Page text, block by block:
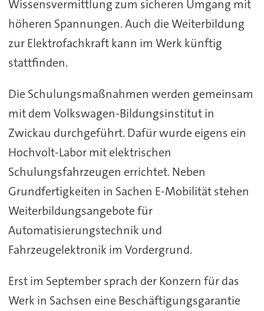
Wissensvermittlung zum sicheren Umgang mit
höheren Spannungen. Auch die Weiterbildung
zur Elektrofachkraft kann im Werk künftig
stattfinden.
Die Schulungsmaßnahmen werden gemeinsam
mit dem Volkswagen-Bildungsinstitut in
Zwickau durchgeführt. Dafür wurde eigens ein
Hochvolt-Labor mit elektrischen
Schulungsfahrzeugen errichtet. Neben
Grundfertigkeiten in Sachen E-Mobilität stehen
Weiterbildungsangebote für
Automatisierungstechnik und
Fahrzeugelektronik im Vordergrund.
Erst im September sprach der Konzern für das
Werk in Sachsen eine Beschäftigungsgarantie